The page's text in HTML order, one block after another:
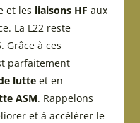
et les liaisons HF aux
La L22 reste
Grâce à ces
parfaitement
lutteet en
ASM. Rappelons
et à accélérer le